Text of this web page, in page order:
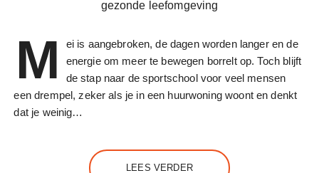
M
ei is aangebroken, de dagen worden langer en de
energie om meer te bewegen borrelt op. Toch blijft
de stap naar de sportschool voor veel mensen
een drempel, zeker als je in een huurwoning woont en denkt
dat je weinig…
LEES VERDER